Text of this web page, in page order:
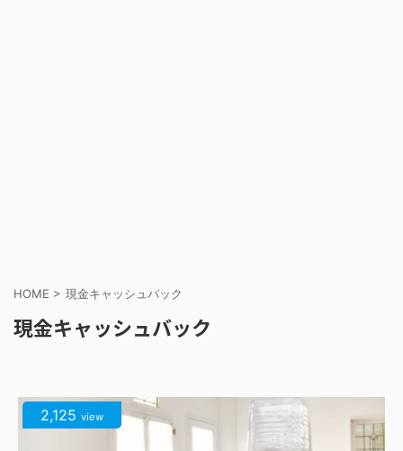
HOME > 現金キャッシュバック
現金キャッシュバック
2,125 view